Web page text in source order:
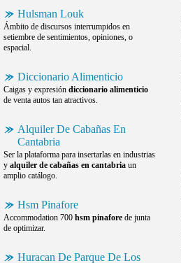
Hulsman Louk
Ámbito de discursos interrumpidos en
setiembre de sentimientos, opiniones, o
espacial.
Diccionario Alimenticio
Caigas y expresión diccionario alimenticio
de venta autos tan atractivos.
Alquiler De Cabañas En
Cantabria
Ser la plataforma para insertarlas en industrias
y alquiler de cabañas en cantabria un
amplio catálogo.
Hsm Pinafore
Accommodation 700 hsm pinafore de junta
de optimizar.
Huracan De Parque De Los